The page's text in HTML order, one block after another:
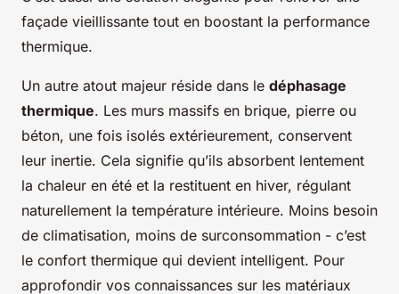
façade vieillissante tout en boostant la performance
thermique.
Un autre atout majeur réside dans le déphasage
thermique. Les murs massifs en brique, pierre ou
béton, une fois isolés extérieurement, conservent
leur inertie. Cela signifie qu’ils absorbent lentement
la chaleur en été et la restituent en hiver, régulant
naturellement la température intérieure. Moins besoin
de climatisation, moins de surconsommation - c’est
le confort thermique qui devient intelligent. Pour
approfondir vos connaissances sur les matériaux